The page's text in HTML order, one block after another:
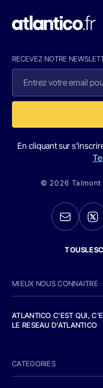
RECEVEZ NOTRE
En cliquant sur
© 2026 Talmont
MIEUX NOUS CONNAITRE
ATLANTICO C'EST QUI,
LE RESEAU D'ATLANTICO
CATEGORIES